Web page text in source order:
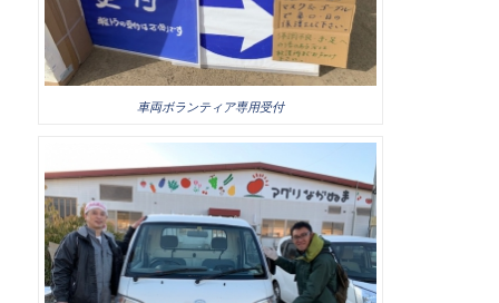
車両ボランティア専用受付